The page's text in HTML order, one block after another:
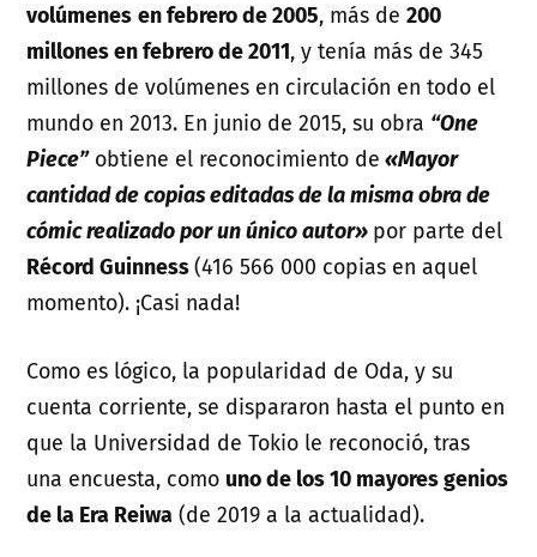
volúmenes en febrero de 2005, más de200
millones en febrero de 2011, y tenía más de 345
millones de volúmenes en circulación en todo el
mundo en 2013. En junio de 2015, su obra “One
Piece”obtiene el reconocimiento de «Mayor
cantidad de copias editadas de la misma obra de
cómic realizado por un único autor» por parte del
Récord Guinness(416 566 000 copias en aquel
momento). ¡Casi nada!
Como es lógico, la popularidad de Oda, y su
cuenta corriente, se dispararon hasta el punto en
que la Universidad de Tokio le reconoció, tras
una encuesta, como uno de los 10 mayores genios
de la Era Reiwa (de 2019 a la actualidad).